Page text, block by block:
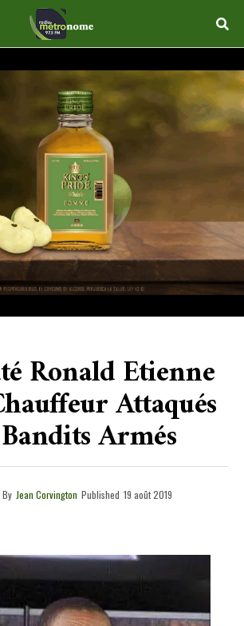
Ronald Etienne
Attaqués
Armés
By Jean Corvington Published 19 août 2019